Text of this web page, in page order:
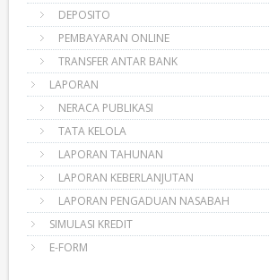
DEPOSITO
PEMBAYARAN ONLINE
TRANSFER ANTAR BANK
LAPORAN
NERACA PUBLIKASI
TATA KELOLA
LAPORAN TAHUNAN
LAPORAN KEBERLANJUTAN
LAPORAN PENGADUAN NASABAH
SIMULASI KREDIT
E-FORM